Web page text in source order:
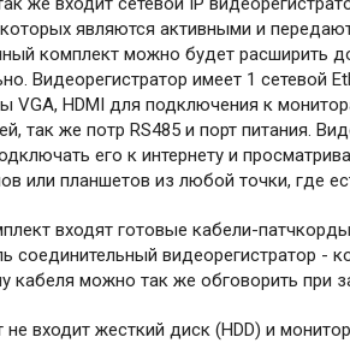
являются активными и
комплект можно будет расширить
Видеорегистратор имеет 1 сетевой
VGA, HDMI для подключения к
так же потр RS485 и порт питания.
его к интернету и
или планшетов из любой точки, где
входят готовые кабели-
соединительный видеорегистратор -
кабеля можно так же обговорить при
не входит жесткий диск (HDD) и